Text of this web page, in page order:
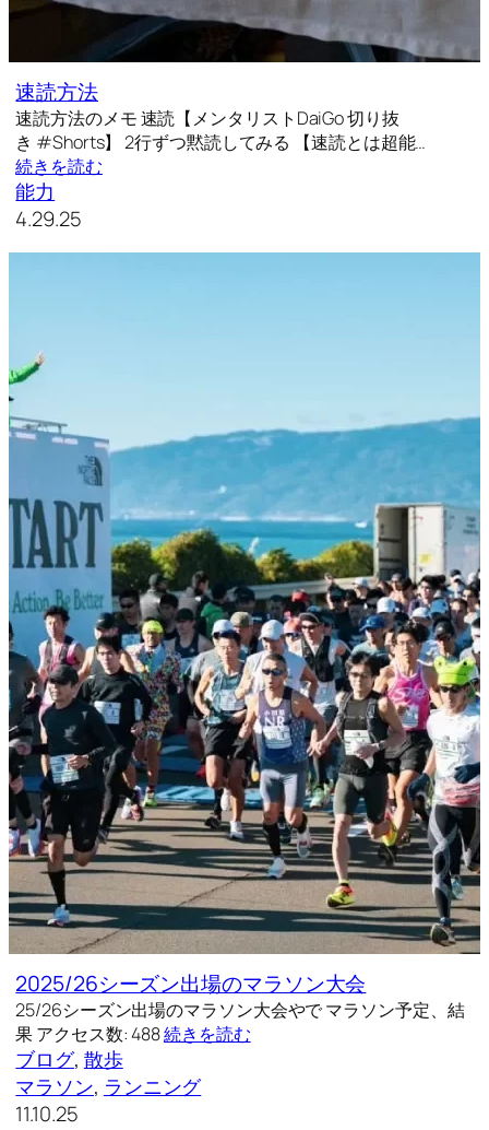
速読方法
速読方法のメモ 速読【メンタリストDaiGo 切り抜
き #Shorts】 2行ずつ黙読してみる 【速読とは超能…
続きを読む
能力
4.29.25
2025/26シーズン出場のマラソン大会
25/26シーズン出場のマラソン大会やで マラソン予定、結
果 アクセス数: 488続きを読む
ブログ, 散歩
マラソン, ランニング
11.10.25